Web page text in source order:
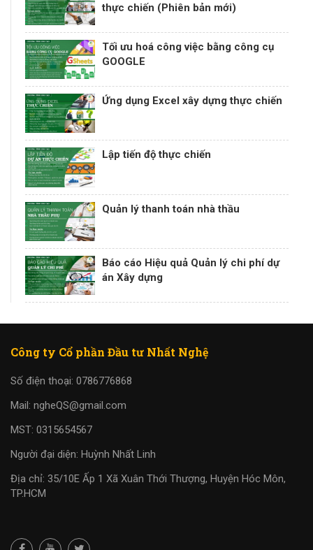
thực chiến (Phiên bản mới)
Tối ưu hoá công việc bằng công cụ
GOOGLE
Ứng dụng Excel xây dựng thực chiến
Lập tiến độ thực chiến
Quản lý thanh toán nhà thầu
Báo cáo Hiệu quả Quản lý chi phí dự
án Xây dựng
Công ty Cổ phần Đầu tư Nhất Nghệ
Số điện thoại: 0786776868
Mail: ngheQS@gmail.com
MST: 0315654567
Người đại diện: Huỳnh Nhất Linh
Địa chỉ: 35/10E Ấp 1 Xã Xuân Thới Thượng, Huyện Hóc Môn,
TP.HCM